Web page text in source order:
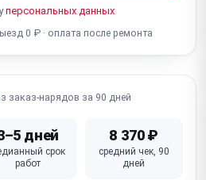
персональных данных
0 ₽ · оплата после ремонта
заказ-нарядов за 90 дней
дней
срок
работ
8 370 ₽
средний чек, 90
дней